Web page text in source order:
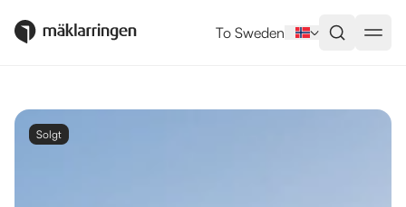
To Sweden
Solgt